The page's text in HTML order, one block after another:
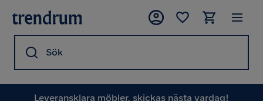
Sök
Leveransklara möbler, skickas nästa vardag!